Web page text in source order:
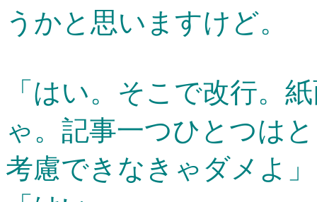
うかと思いますけど。
「はい。そこで改行。
ゃ。記事一つひとつは
考慮できなきゃダメよ」